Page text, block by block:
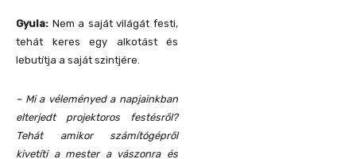
Gyula: Nem a saját világát festi,
tehát keres egy alkotást és
lebutítja a saját szintjére.
– Mi a véleményed a napjainkban
elterjedt projektoros festésről?
Tehát amikor számítógépről
kivetíti a mester a vászonra és